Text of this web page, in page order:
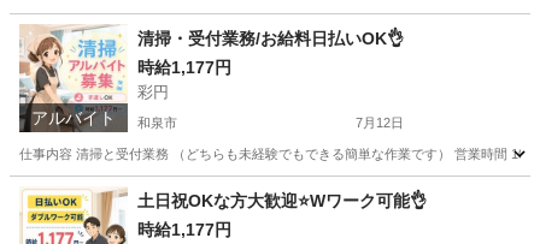
大阪 和泉市 旅館 給料
アルバイト
清掃・受付業務/お給料日払いOK👌
時給1,177円
彩円
和泉市 7月12日
仕事内容 清掃と受付業務 （どちらも未経験でもできる簡単な作業です） 営業時間
大阪 和泉市 旅館 業務
土日祝OKな方大歓迎⭐️Wワーク可能👌
時給1,177円